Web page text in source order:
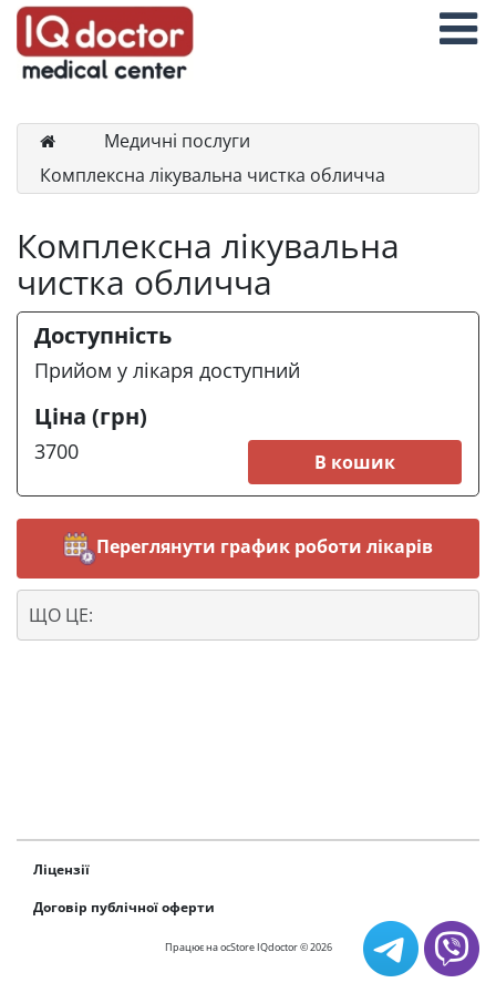
Медичні послуги
Комплексна лікувальна чистка обличча
Комплексна лікувальна
чистка обличча
Доступність
Прийом у лікаря доступний
Ціна (грн)
3700 В кошик
Переглянути график роботи лікарів
ЩО ЦЕ:
Ліцензії
Договір публічної оферти
Працює наocStoreIQdoctor © 2026